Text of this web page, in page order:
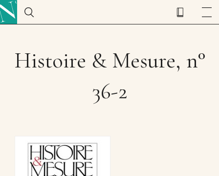
Histoire & Mesure, n°
36-2